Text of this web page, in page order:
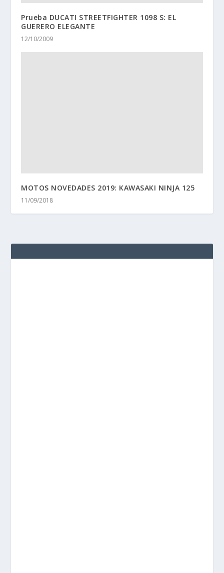
Prueba DUCATI STREETFIGHTER 1098 S: EL
GUERERO ELEGANTE
12/10/2009
MOTOS NOVEDADES 2019: KAWASAKI NINJA 125
11/09/2018